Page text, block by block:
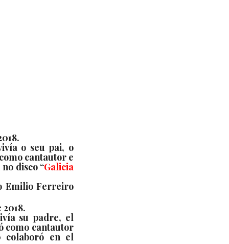
o seu pai, o
cantautor e
disco “Galicia
Emilio Ferreiro
su padre, el
como cantautor
colaboró en el